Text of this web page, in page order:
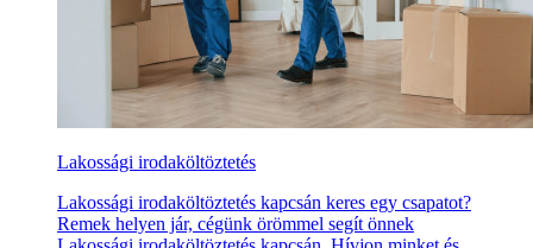
Lakossági irodaköltöztetés
Lakossági irodaköltöztetés kapcsán keres egy csapatot?
Remek helyen jár, cégünk örömmel segít önnek